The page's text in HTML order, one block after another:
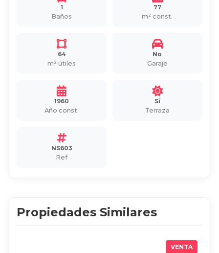
1
Baños
77
m² const.
64
m² útiles
No
Garaje
1960
Año const.
Sí
Terraza
NS603
Ref
Propiedades Similares
VENTA